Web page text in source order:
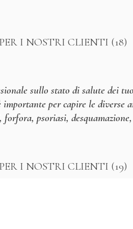
sullo stato di salute dei
per capire le diverse
psoriasi,